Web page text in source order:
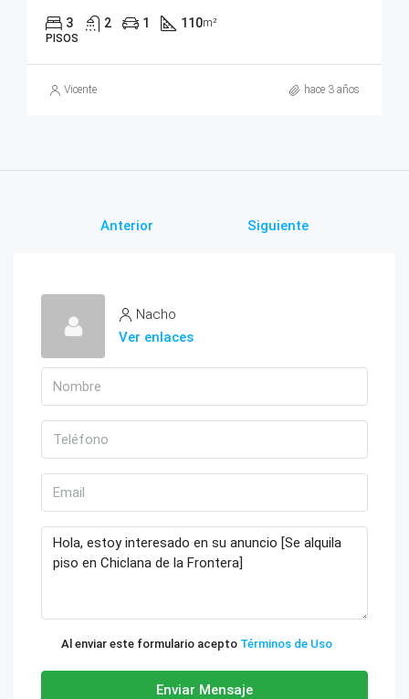
3 2 1 110m²
PISOS
Vicente hace 3 años
Anterior Siguiente
Nacho
Ver enlaces
Al enviar este formulario acepto Términos de Uso
Enviar Mensaje